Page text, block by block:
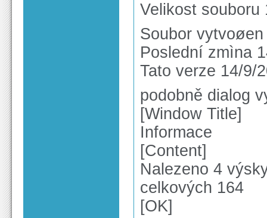
Velikost souboru
Soubor
Poslední zmìna
Tato verze 14/9/
podobně dialog
[Window Title]
Informace
[Content]
Nalezeno 4
celkových 164
[OK]